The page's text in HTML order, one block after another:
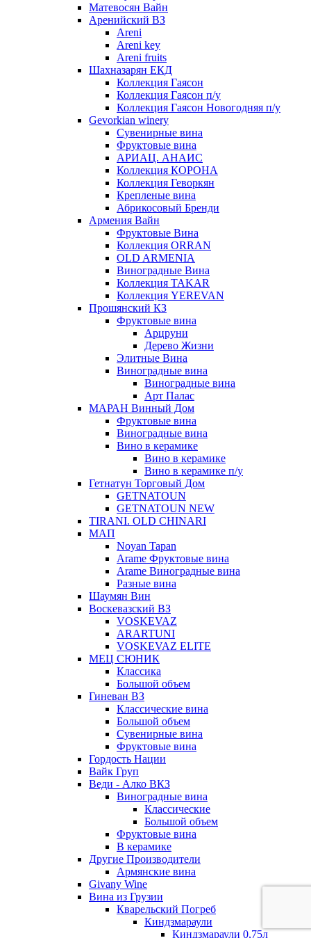
Матевосян Вайн
Аренийский ВЗ
Areni
Areni key
Areni fruits
Шахназарян ЕКД
Коллекция Гаясон
Коллекция Гаясон п/у
Коллекция Гаясон Новогодняя п/у
Gevorkian winery
Сувенирные вина
Фруктовые вина
АРИАЦ. АНАИС
Коллекция КОРОНА
Коллекция Геворкян
Крепленые вина
Абрикосовый Бренди
Армения Вайн
Фруктовые Вина
Коллекция ORRAN
OLD ARMENIA
Виноградные Вина
Коллекция TAKAR
Коллекция YEREVAN
Прошянский КЗ
Фруктовые вина
Арцруни
Дерево Жизни
Элитные Вина
Виноградные вина
Виноградные вина
Арт Палас
МАРАН Винный Дом
Фруктовые вина
Виноградные вина
Вино в керамике
Вино в керамике
Вино в керамике п/у
Гетнатун Торговый Дом
GETNATOUN
GETNATOUN NEW
TIRANI. OLD CHINARI
МАП
Noyan Tapan
Arame Фруктовые вина
Arame Виноградные вина
Разные вина
Шаумян Вин
Воскевазский ВЗ
VOSKEVAZ
ARARTUNI
VOSKEVAZ ELITE
МЕЦ СЮНИК
Классика
Большой объем
Гиневан ВЗ
Классические вина
Большой объем
Сувенирные вина
Фруктовые вина
Гордость Нации
Вайк Груп
Веди - Алко ВКЗ
Виноградные вина
Классические
Большой объем
Фруктовые вина
В керамике
Другие Производители
Армянские вина
Givany Wine
Вина из Грузии
Кварельский Погреб
Киндзмараули
Киндзмараули 0,75л